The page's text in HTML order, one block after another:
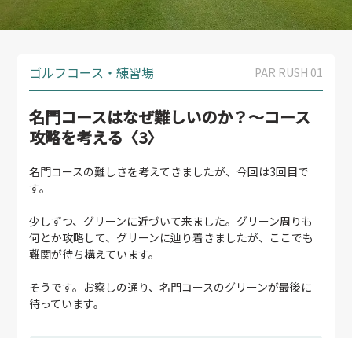
ゴルフコース・練習場 PAR RUSH 01
名門コースはなぜ難しいのか？〜コース
攻略を考える〈3〉
名門コースの難しさを考えてきましたが、今回は3回目で
す。
少しずつ、グリーンに近づいて来ました。グリーン周りも
何とか攻略して、グリーンに辿り着きましたが、ここでも
難関が待ち構えています。
そうです。お察しの通り、名門コースのグリーンが最後に
待っています。